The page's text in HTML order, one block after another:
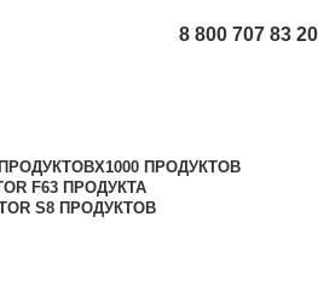
8 800 707 83 20
X1000 ПРОДУКТОВ
F63 ПРОДУКТА
S8 ПРОДУКТОВ